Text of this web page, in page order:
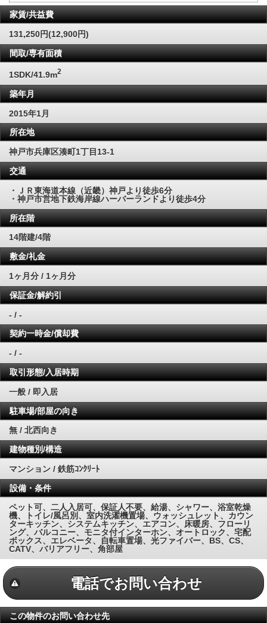
家賃/共益費
131,250円(12,900円)
間取/専有面積
1SDK/41.9m2
築年月
2015年1月
所在地
神戸市兵庫区湊町1丁目13-1
交通
・ＪＲ東海道本線（近畿）神戸より徒歩6分
・神戸市営地下鉄海岸線ハーバーランドより徒歩4分
所在階
14階建/4階
敷金/礼金
1ヶ月分 / 1ヶ月分
保証金/解約引
- / -
契約一時金/償却費
- / -
取引形態/入居時期
一般 / 即入居
駐車場/部屋の向き
無 / 北西向き
建物種別/構造
マンション / 鉄筋ｺﾝｸﾘｰﾄ
設備・条件
ペット可、二人入居可、保証人不要、給湯、シャワー、浴室乾燥
機、トイレ/風呂別、室内洗濯機置場、ウォッシュレット、カウン
ターキッチン、システムキッチン、エアコン、床暖房、フローリ
ング、バルコニー、モニタ付インターホン、オートロック、宅配
ボックス、エレベータ、自転車置場、光ファイバー、BS、CS、
CATV、バリアフリー、角部屋
電話でお問い合わせ
この物件のお問い合わせ先